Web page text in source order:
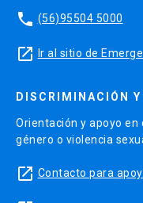
phone (56)95504 5000
launch Ir al sitio de
DISCRIMINACIÓN
Orientación y apoyo en
género o violencia
launch Contacto para